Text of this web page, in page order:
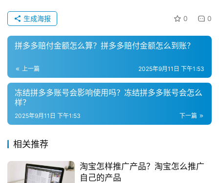
流
推
广
域
社
群
问
社
0 0
生成海报
拼多多赔付金额怎么算？拼多多赔付金额怎么到账？
上一篇 2025年9月11日 下午1:53
冻结拼多多账号会影响使用吗？冻结拼多多账号会怎么
样？
下一篇
2025年9月11日 下午1:53
相关推荐
淘宝怎样推广产品？淘宝怎么推广
自己的产品